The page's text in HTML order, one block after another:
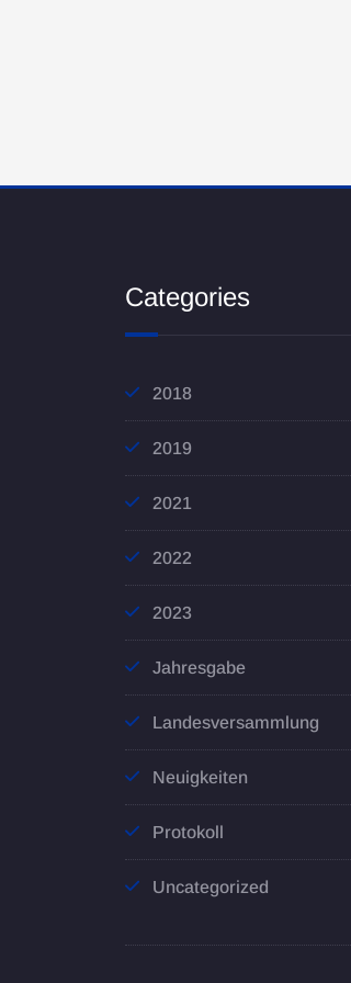
Categories
2018
2019
2021
2022
2023
Jahresgabe
Landesversammlung
Neuigkeiten
Protokoll
Uncategorized